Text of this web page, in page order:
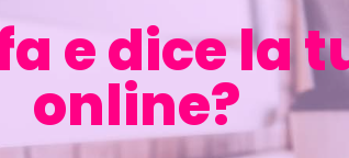
e dice la
online?